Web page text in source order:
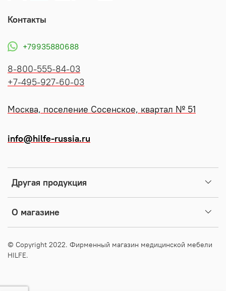
Другая продукция
О магазине
Контакты
+79935880688
8-800-555-84-03
+7-495-927-60-03
Москва, поселение Сосенское, квартал № 51
info@hilfe-russia.ru
© Copyright 2022. Фирменный магазин медицинской мебели
HILFE.